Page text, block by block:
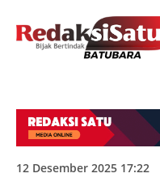
12 Desember 2025 17:22